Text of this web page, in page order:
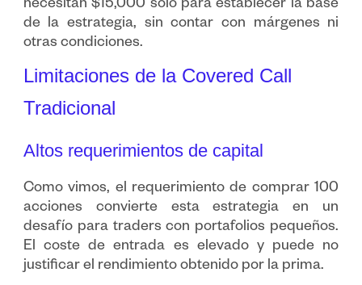
necesitan $15,000 solo para establecer la base
de la estrategia, sin contar con márgenes ni
otras condiciones.
Limitaciones de la Covered Call
Tradicional
Altos requerimientos de capital
Como vimos, el requerimiento de comprar 100
acciones convierte esta estrategia en un
desafío para traders con portafolios pequeños.
El coste de entrada es elevado y puede no
justificar el rendimiento obtenido por la prima.